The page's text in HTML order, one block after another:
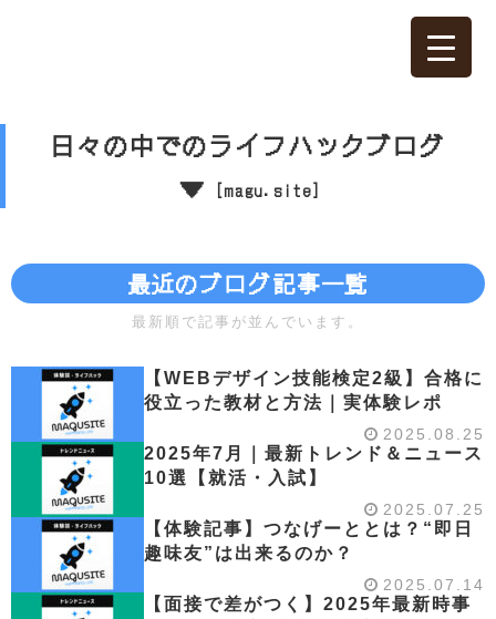
日々の中でのライフハックブログ
▼
[magu.site]
最近のブログ記事一覧
最新順で記事が並んでいます。
【WEBデザイン技能検定2級】合格に
役立った教材と方法｜実体験レポ
2025.08.25
2025年7月｜最新トレンド＆ニュース
10選【就活・入試】
2025.07.25
【体験記事】つなげーととは？“即日
趣味友”は出来るのか？
2025.07.14
【面接で差がつく】2025年最新時事